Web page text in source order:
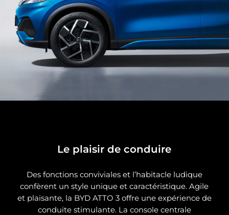
Le plaisir de conduire
Des fonctions conviviales et l’habitacle ludique
confèrent un style unique et caractéristique. Agile
et plaisante, la BYD ATTO 3 offre une expérience de
conduite stimulante. La console centrale